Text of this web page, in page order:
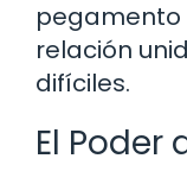
pegamento
relación
difíciles.
El Poder